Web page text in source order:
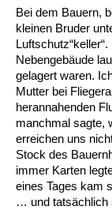
Bei dem Bauern,
kleinen Bruder
Nebengebäude
gelagert waren.
Mutter bei
herannahenden
manchmal sagte,
erreichen uns
Stock des
immer Karten
eines Tages kam
… und tatsächlich